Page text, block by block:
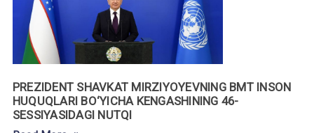
PREZIDENT SHAVKAT MIRZIYOYEVNING BMT INSON
HUQUQLARI BO‘YICHA KENGASHINING 46-
SESSIYASIDAGI NUTQI